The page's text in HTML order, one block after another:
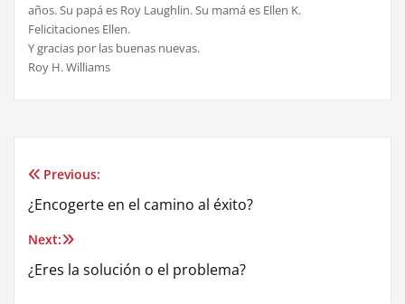
años. Su papá es Roy Laughlin. Su mamá es Ellen K.
Felicitaciones Ellen.
Y gracias por las buenas nuevas.
Roy H. Williams
Post
navigation
Previous:
¿Encogerte en el camino al éxito?
Next:
¿Eres la solución o el problema?